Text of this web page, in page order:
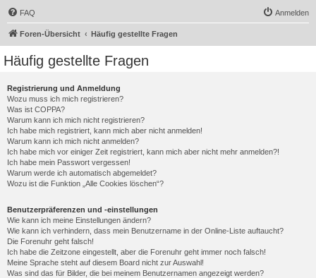
FAQ Anmelden
Foren-Übersicht Häufig gestellte Fragen
Häufig gestellte Fragen
Registrierung und Anmeldung
Wozu muss ich mich registrieren?
Was ist COPPA?
Warum kann ich mich nicht registrieren?
Ich habe mich registriert, kann mich aber nicht anmelden!
Warum kann ich mich nicht anmelden?
Ich habe mich vor einiger Zeit registriert, kann mich aber nicht mehr anmelden?!
Ich habe mein Passwort vergessen!
Warum werde ich automatisch abgemeldet?
Wozu ist die Funktion „Alle Cookies löschen“?
Benutzerpräferenzen und -einstellungen
Wie kann ich meine Einstellungen ändern?
Wie kann ich verhindern, dass mein Benutzername in der Online-Liste auftaucht?
Die Forenuhr geht falsch!
Ich habe die Zeitzone eingestellt, aber die Forenuhr geht immer noch falsch!
Meine Sprache steht auf diesem Board nicht zur Auswahl!
Was sind das für Bilder, die bei meinem Benutzernamen angezeigt werden?